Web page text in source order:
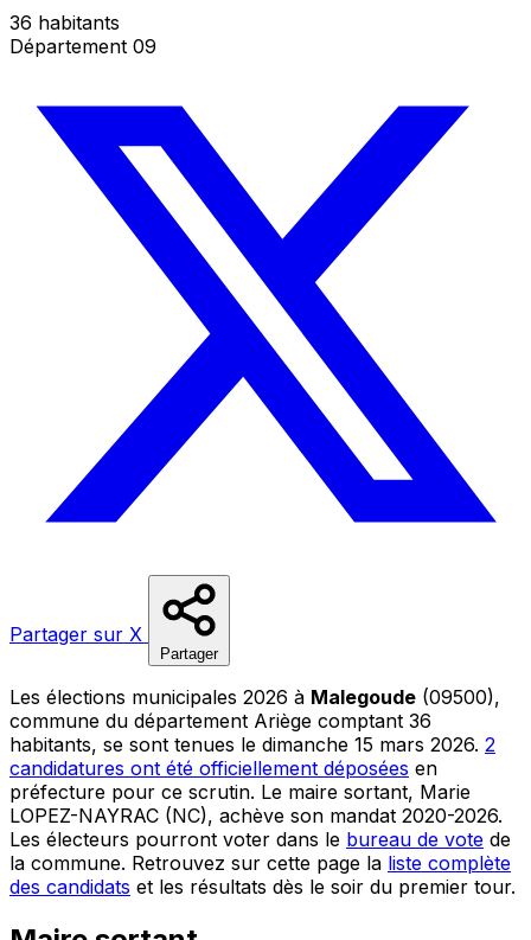
36 habitants
Département 09
Partager sur X
Partager
Les élections municipales 2026 à Malegoude (09500),
commune du département Ariège comptant 36
habitants, se sont tenues le dimanche 15 mars 2026. 2
candidatures ont été officiellement déposées en
préfecture pour ce scrutin. Le maire sortant, Marie
LOPEZ-NAYRAC (NC), achève son mandat 2020-2026.
Les électeurs pourront voter dans le bureau de vote de
la commune. Retrouvez sur cette page la liste complète
des candidats et les résultats dès le soir du premier tour.